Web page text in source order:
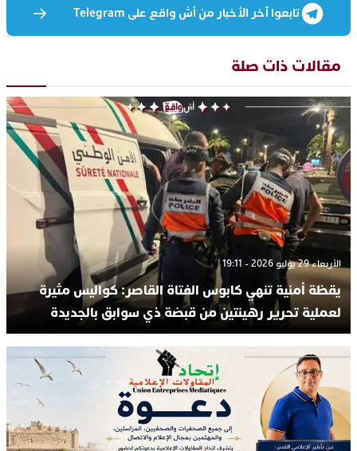
تابعوا آخر الأخبار من أش واقع على Telegram
مقالات ذات صلة
الأربعاء 29 يوليو 2026 - 19:11
يقظة أمنية تنهي كابوس الفتاة القاصر: كواليس مثيرة
لعملية تحرير رهينتين من قبضة ذي سوابق بالجديدة